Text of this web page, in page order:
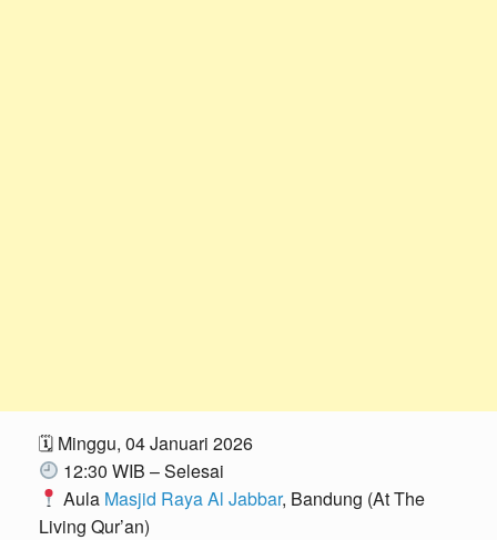
🗓 Minggu, 04 Januari 2026
12:30 WIB – Selesai
Aula Masjid Raya Al Jabbar, Bandung (At The
Living Qur’an)